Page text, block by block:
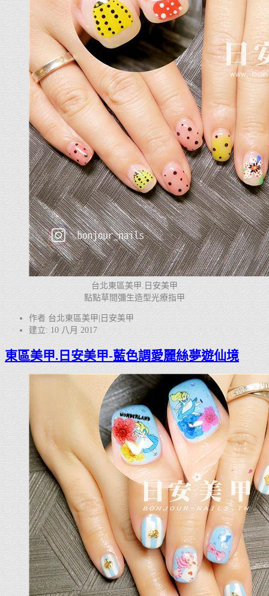
台北東區美甲.日安美甲
點點草間彌生造型光療指甲
作者 台北東區美甲|日安美甲
建立: 10 八月 2017
東區美甲.日安美甲-藍色調愛麗絲夢遊仙境